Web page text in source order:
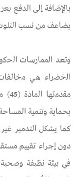
بالإضافة إلى الدفع
يضاعف من نسب
وتعد اﻟﻣﻣﺎرﺳﺎت
اﻟﺧﺿراء ھﻲ
بحماية وتنمية
كما يشكل التدمير
دون إجراء تقييم
في بيئة نظيفة